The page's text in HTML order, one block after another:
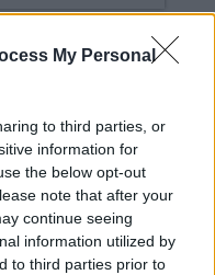
My Personal
to third parties, or
information for
the below opt-out
note that after your
continue seeing
information utilized by
to third parties prior to
Evenemang